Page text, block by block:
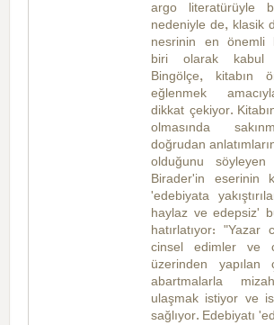
argo literatürüyle
nedeniyle de, klasik
nesrinin en önemli
biri olarak kabul
Bingölçe, kitabın
eğlenmek
dikkat çekiyor.
olmasında
doğrudan
olduğunu söyleyen
Birader'in eserinin
'edebiyata
haylaz ve edepsiz'
hatırlatıyor: "Yazar
cinsel edimler ve
üzerinden yapılan
abartmalarla
ulaşmak istiyor ve
sağlıyor. Edebiyatı